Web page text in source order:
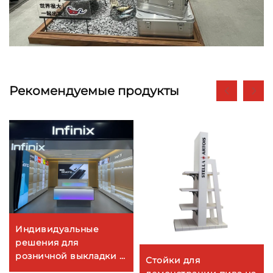
Рекомендуемые продукты
Индивидуальные
решения для
розничной выкладки в
магазинах сети Infinix
Стойки для